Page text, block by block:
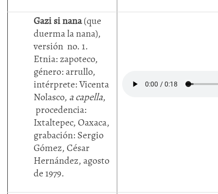
Gazi si nana(que
duerma la nana),
versión no. 1.
Etnia: zapoteco,
género: arrullo,
intérprete: Vicenta
Nolasco, a capella,
procedencia:
Ixtaltepec, Oaxaca,
grabación: Sergio
Gómez, César
Hernández, agosto
de 1979.